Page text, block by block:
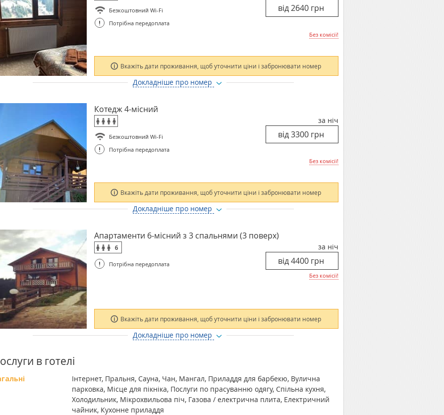
Безкоштовний Wi-Fi
! Потрібна передоплата
Без комісії!
Вкажіть дати проживання, щоб уточнити ціни і забронювати номер
Докладніше про номер
Котедж 4-місний
Безкоштовний Wi-Fi
! Потрібна передоплата
за ніч
Без комісії!
Вкажіть дати проживання, щоб уточнити ціни і забронювати номер
Докладніше про номер
Апартаменти 6-місний з 3 спальнями (3 поверх)
6
! Потрібна передоплата
за ніч
Без комісії!
Вкажіть дати проживання, щоб уточнити ціни і забронювати номер
Докладніше про номер
в готелі
Інтернет, Пральня, Сауна, Чан, Мангал, Приладдя для барбекю, Вулична
парковка, Місце для пікніка, Послуги по прасуванню одягу, Спільна кухня,
Холодильник, Мікрохвильова піч, Газова / електрична плита, Електричний
чайник, Кухонне приладдя